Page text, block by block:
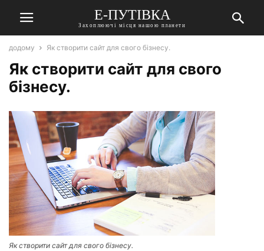
Е-ПУТІВКА
Захоплюючі місця нашою планети
додому Як створити сайт для свого бізнесу.
Як створити сайт для свого
бізнесу.
Як створити сайт для свого бізнесу.